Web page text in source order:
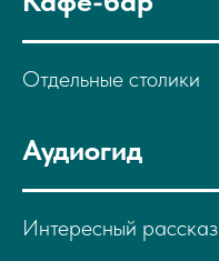
Отдельные столики
Аудиогид
Интересный рассказ